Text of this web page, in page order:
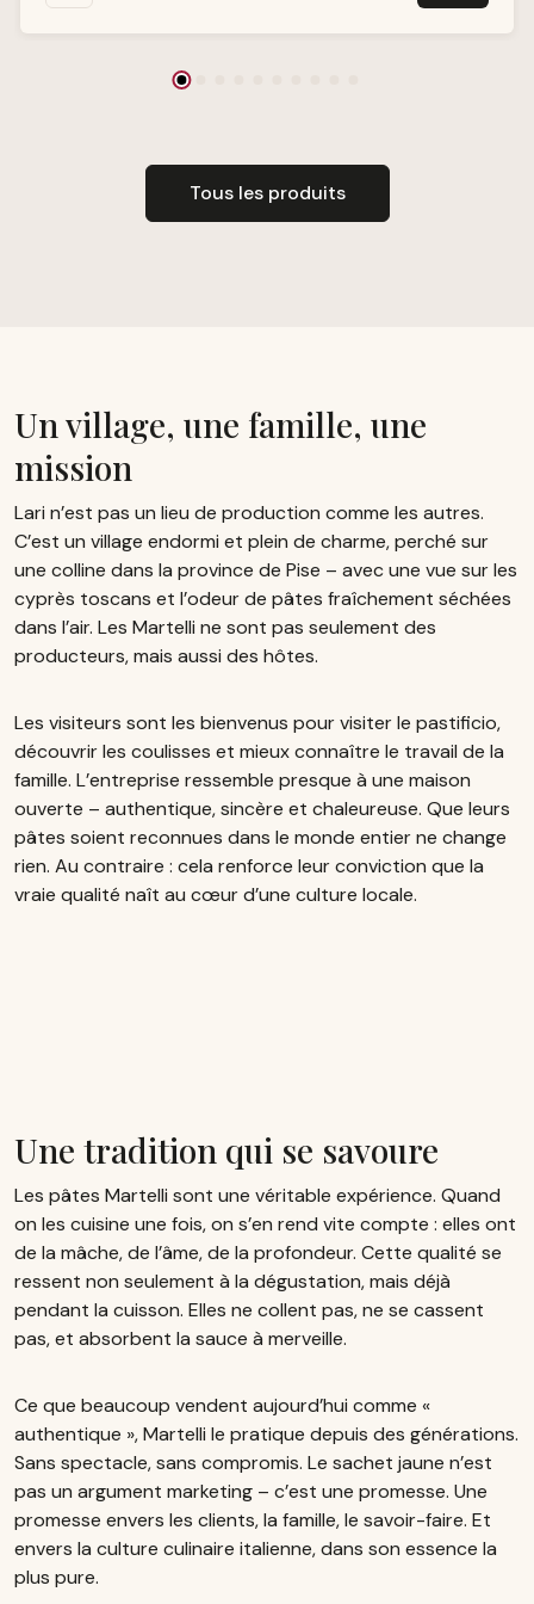
a
Tous les produits
Un village, une famille, une
mission
Lari n’est pas un lieu de production comme les autres.
C’est un village endormi et plein de charme, perché sur
une colline dans la province de Pise – avec une vue sur les
cyprès toscans et l’odeur de pâtes fraîchement séchées
dans l’air. Les Martelli ne sont pas seulement des
producteurs, mais aussi des hôtes.
Les visiteurs sont les bienvenus pour visiter le pastificio,
découvrir les coulisses et mieux connaître le travail de la
famille. L’entreprise ressemble presque à une maison
ouverte – authentique, sincère et chaleureuse. Que leurs
pâtes soient reconnues dans le monde entier ne change
rien. Au contraire : cela renforce leur conviction que la
vraie qualité naît au cœur d’une culture locale.
Une tradition qui se savoure
Les pâtes Martelli sont une véritable expérience. Quand
on les cuisine une fois, on s’en rend vite compte : elles ont
de la mâche, de l’âme, de la profondeur. Cette qualité se
ressent non seulement à la dégustation, mais déjà
pendant la cuisson. Elles ne collent pas, ne se cassent
pas, et absorbent la sauce à merveille.
Ce que beaucoup vendent aujourd’hui comme «
authentique », Martelli le pratique depuis des générations.
Sans spectacle, sans compromis. Le sachet jaune n’est
pas un argument marketing – c’est une promesse. Une
promesse envers les clients, la famille, le savoir-faire. Et
envers la culture culinaire italienne, dans son essence la
plus pure.